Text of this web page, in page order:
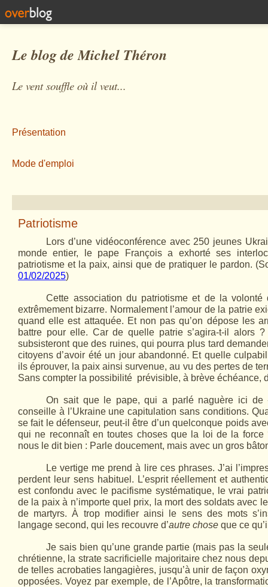
Le blog de Michel Théron
Le vent souffle où il veut...
Présentation
Mode d'emploi
Patriotisme
Lors d’une vidéoconférence avec 250 jeunes
monde entier, le pape François a exhorté ses
patriotisme et la paix, ainsi que de pratiquer le pardon.
01/02/2025)
Cette association du patriotisme et de la volonté
extrêmement bizarre. Normalement l’amour de la patrie
quand elle est attaquée. Et non pas qu’on dépose les
battre pour elle. Car de quelle patrie s’agira-t-il alors
subsisteront que des ruines, qui pourra plus tard
citoyens d’avoir été un jour abandonné. Et quelle
ils éprouver, la paix ainsi survenue, au vu des pertes de
Sans compter la possibilité prévisible, à brève échéance,
On sait que le pape, qui a parlé naguère ici de
conseille à l’Ukraine une capitulation sans conditions.
se fait le défenseur, peut-il être d’un quelconque poids
qui ne reconnaît en toutes choses que la loi de la force
nous le dit bien : Parle doucement, mais avec un gros
Le vertige me prend à lire ces phrases. J’ai
perdent leur sens habituel. L’esprit réellement et
est confondu avec le pacifisme systématique, le vrai
de la paix à n’importe quel prix, la mort des soldats avec
de martyrs. À trop modifier ainsi le sens des mots
langage second, qui les recouvre d’autre chose que ce
Je sais bien qu’une grande partie (mais pas la
chrétienne, la strate sacrificielle majoritaire chez nous
de telles acrobaties langagières, jusqu’à unir de façon
opposées. Voyez par exemple, de l’Apôtre, la